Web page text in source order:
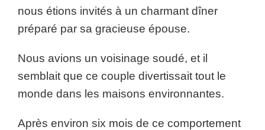
nous étions invités à un charmant dîner
préparé par sa gracieuse épouse.
Nous avions un voisinage soudé, et il
semblait que ce couple divertissait tout le
monde dans les maisons environnantes.
Après environ six mois de ce comportement